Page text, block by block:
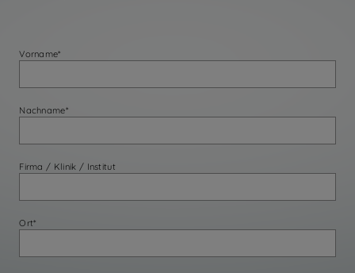
Vorname*
Nachname*
Firma / Klinik / Institut
Ort*